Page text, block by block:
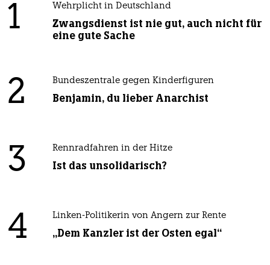
1 Wehrplicht in Deutschland
Zwangsdienst ist nie gut, auch nicht für
eine gute Sache
2 Bundeszentrale gegen Kinderfiguren
Benjamin, du lieber Anarchist
3 Rennradfahren in der Hitze
Ist das unsolidarisch?
4 Linken-Politikerin von Angern zur Rente
„Dem Kanzler ist der Osten egal“